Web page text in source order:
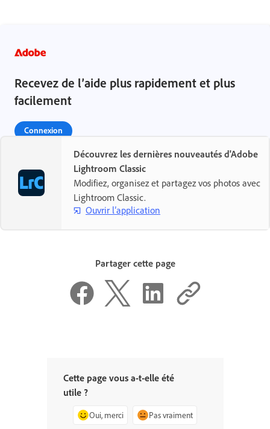
Recevez de l’aide plus rapidement et plus
facilement
Connexion
Nouvel utilisateur ?
Créer un compte ›
Découvrez les dernières nouveautés d'Adobe
Lightroom Classic
Modifiez, organisez et partagez vos photos avec
Lightroom Classic.
Ouvrir l’application
Partager cette page
Cette page vous a-t-elle été
utile ?
Oui, merci Pas vraiment